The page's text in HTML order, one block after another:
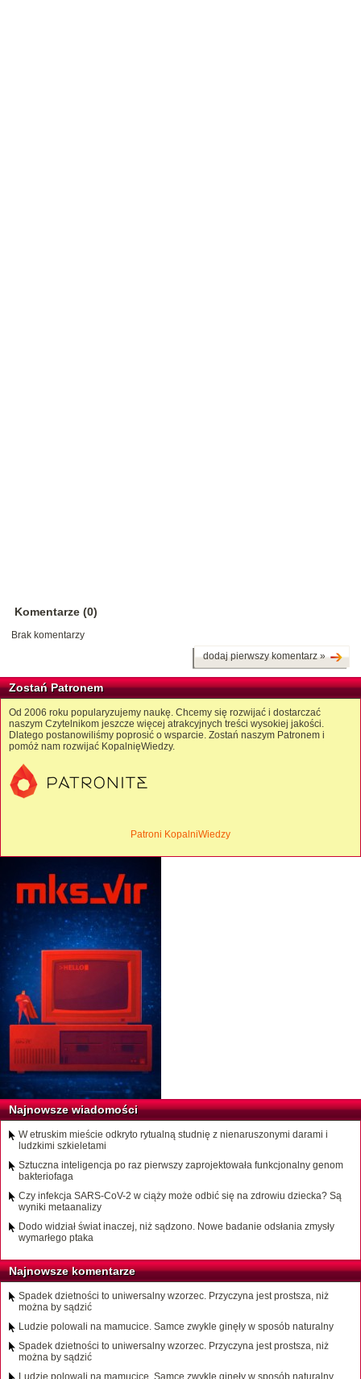
Komentarze (0)
Brak komentarzy
dodaj pierwszy komentarz »
Zostań Patronem
Od 2006 roku popularyzujemy naukę. Chcemy się rozwijać i dostarczać
naszym Czytelnikom jeszcze więcej atrakcyjnych treści wysokiej jakości.
Dlatego postanowiliśmy poprosić o wsparcie. Zostań naszym Patronem i
pomóż nam rozwijać KopalnięWiedzy.
Patroni KopalniWiedzy
Najnowsze wiadomości
W etruskim mieście odkryto rytualną studnię z nienaruszonymi darami i
ludzkimi szkieletami
Sztuczna inteligencja po raz pierwszy zaprojektowała funkcjonalny genom
bakteriofaga
Czy infekcja SARS-CoV-2 w ciąży może odbić się na zdrowiu dziecka? Są
wyniki metaanalizy
Dodo widział świat inaczej, niż sądzono. Nowe badanie odsłania zmysły
wymarłego ptaka
Najnowsze komentarze
Spadek dzietności to uniwersalny wzorzec. Przyczyna jest prostsza, niż
można by sądzić
Ludzie polowali na mamucice. Samce zwykle ginęły w sposób naturalny
Spadek dzietności to uniwersalny wzorzec. Przyczyna jest prostsza, niż
można by sądzić